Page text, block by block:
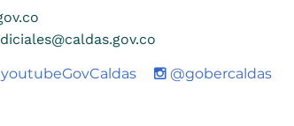
@gobercaldas